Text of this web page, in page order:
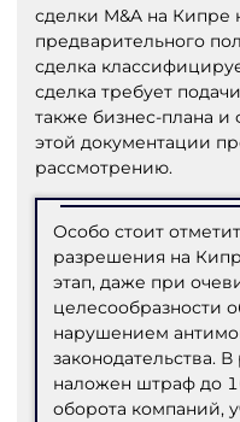
сделки M&A на Кипре
предварительного
сделка
сделка требует
также бизнес-плана и
этой документации
рассмотрению.
Особо стоит
разрешения на
этап, даже при
целесообразности
нарушением
законодательства.
наложен штраф до
оборота компаний,